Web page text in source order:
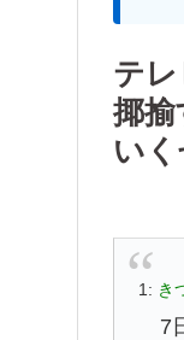
テ
揶
い
1: き
7